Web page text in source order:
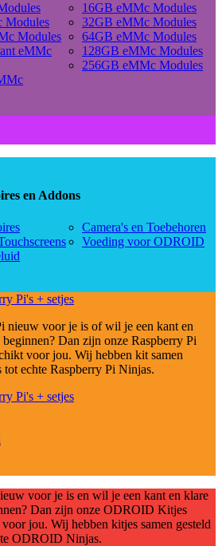
Modules
Modules
eMMc
16GB eMMc Modules
32GB eMMc Modules
64GB eMMc Modules
128GB eMMc Modules
256GB eMMc Modules
en Addons
Camera's en Toebehoren
Voeding voor ODROID
Pi's + setjes
nieuw voor je is of wil je een kant en
beginnen? Dan zijn onze Raspberry Pi
voor jou. Wij hebben kit samen
tot echte Raspberry Pi Ninjas.
Pi's + setjes
voor je is en wil je een kant en klare
Dan zijn onze ODROID Kitjes
jou. Wij hebben kitjes samen gesteld
ODROID Ninjas.